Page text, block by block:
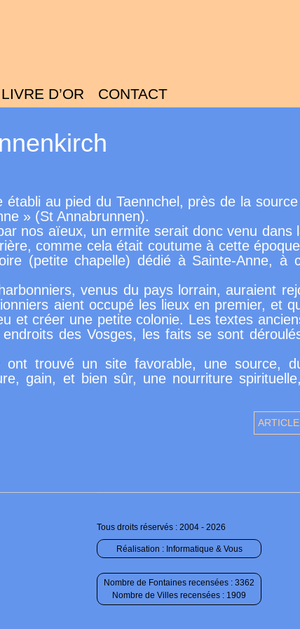
LIVRE D’OR CONTACT
au pied du Taennchel, près de la
» (St Annabrunnen).
nos aïeux, un ermite serait donc venu dans
comme cela était coutume à cette
(petite chapelle) dédié à Sainte-Anne, à
venus du pays lorrain, auraient
aient occupé les lieux en premier, et
et créer une petite colonie. Les textes
des Vosges, les faits se sont
ont trouvé un site favorable, une source,
gain, et bien sûr, une nourriture
Tous droits réservés : 2004 - 2026
Réalisation : Informatique & Vous
Nombre de Fontaines recensées : 3362
Nombre de Villes recensées : 1909